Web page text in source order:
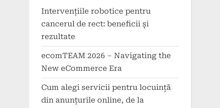
Intervențiile robotice pentru
cancerul de rect: beneficii și
rezultate
ecomTEAM 2026 – Navigating the
New eCommerce Era
Cum alegi servicii pentru locuință
din anunțurile online, de la